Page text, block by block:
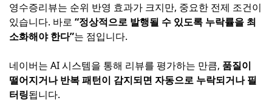
영수증리뷰는 순위 반영 효과가 크지만, 중요한 전제 조건이
있습니다. 바로 “정상적으로 발행될 수 있도록 누락률을 최
소화해야 한다”는 점입니다.
네이버는 AI 시스템을 통해 리뷰를 평가하는 만큼, 품질이
떨어지거나 반복 패턴이 감지되면 자동으로 누락되거나 필
터링됩니다.